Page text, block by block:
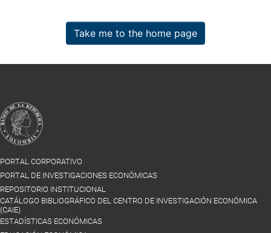
Take me to the home page
PORTAL CORPORATIVO
PORTAL DE INVESTIGACIONES ECONÓMICAS
REPOSITORIO INSTITUCIONAL
CATÁLOGO BIBLIOGRÁFICO DEL CENTRO DE INVESTIGACIÓN ECONÓMICA
(CAIE)
ESTADÍSTICAS ECONÓMICAS